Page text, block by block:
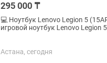
295 000 ₸
💻 Ноутбук Lenovo Legion 5
игровой ноутбук Lenovo Legion
Астана, сегодня